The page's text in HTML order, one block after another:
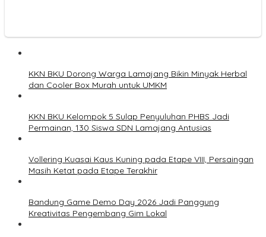
KKN BKU Dorong Warga Lamajang Bikin Minyak Herbal
dan Cooler Box Murah untuk UMKM
KKN BKU Kelompok 5 Sulap Penyuluhan PHBS Jadi
Permainan, 130 Siswa SDN Lamajang Antusias
Vollering Kuasai Kaus Kuning pada Etape VIII, Persaingan
Masih Ketat pada Etape Terakhir
Bandung Game Demo Day 2026 Jadi Panggung
Kreativitas Pengembang Gim Lokal